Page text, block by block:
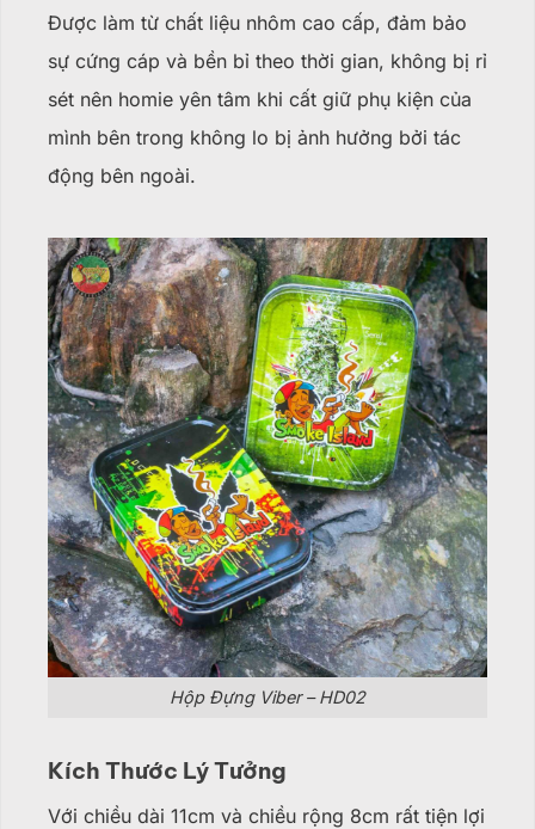
Được làm từ chất liệu nhôm cao cấp, đảm bảo
sự cứng cáp và bền bỉ theo thời gian, không bị rỉ
sét nên homie yên tâm khi cất giữ phụ kiện của
mình bên trong không lo bị ảnh hưởng bởi tác
động bên ngoài.
Hộp Đựng Viber – HD02
Kích Thước Lý Tưởng
Với chiều dài 11cm và chiều rộng 8cm rất tiện lợi